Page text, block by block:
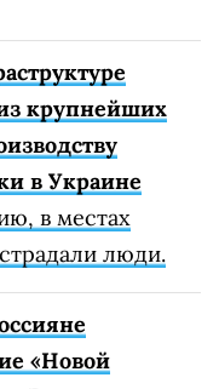
крупнейших
в Украине
в местах
люди.
«Новой